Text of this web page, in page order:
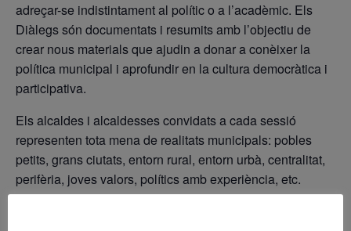
adreçar-se indistintament al polític o a l’acadèmic. Els
Diàlegs són documentats i resumits amb l’objectiu de
crear nous materials que ajudin a donar a conèixer la
política municipal i aprofundir en la cultura democràtica i
participativa.
Els alcaldes i alcaldesses convidats a cada sessió
representen tota mena de realitats municipals: pobles
petits, grans ciutats, entorn rural, entorn urbà, centralitat,
perifèria, joves valors, polítics amb experiència, etc.